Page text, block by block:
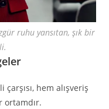
ruhu yansıtan, şık bir
çarşısı, hem alışveriş
ortamdır.